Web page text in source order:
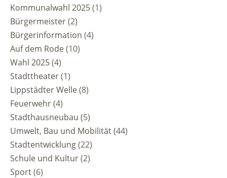
Kommunalwahl 2025(1)
Bürgermeister(2)
Bürgerinformation (4)
Auf dem Rode(10)
Wahl 2025(4)
Stadttheater(1)
Lippstädter Welle(8)
Feuerwehr(4)
Stadthausneubau (5)
Umwelt, Bau und Mobilität(44)
Stadtentwicklung(22)
Schule und Kultur(2)
Sport(6)